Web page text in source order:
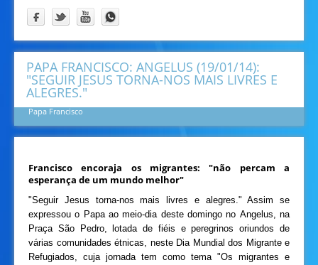
Programação
PAPA FRANCISCO: ANGELUS (19/01/14):
"SEGUIR JESUS TORNA-NOS MAIS LIVRES E
ALEGRES."
Papa Francisco
Francisco encoraja os migrantes: "não percam a
esperança de um mundo melhor"
"Seguir Jesus torna-nos mais livres e alegres." Assim se
expressou o Papa ao meio-dia deste domingo no Angelus, na
Praça São Pedro, lotada de fiéis e peregrinos oriundos de
várias comunidades étnicas, neste Dia Mundial dos Migrante e
Refugiados, cuja jornada tem como tema "Os migrantes e